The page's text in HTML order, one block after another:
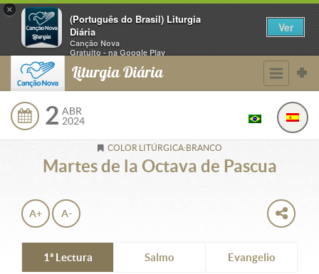
×
(Português do Brasil) Liturgia
Diária
Canção Nova
Gratuito - na Google Play
Ver
Liturgia Diária
2 ABR
2024
COLOR LITÚRGICA:BRANCO
Martes de la Octava de Pascua
A+ A-
1ª Lectura Salmo Evangelio